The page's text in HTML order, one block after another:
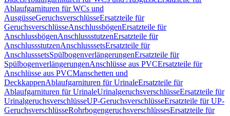
Ablaufgarnituren für WCs und
AusgüsseGeruchsverschlüsseErsatzteile für
GeruchsverschlüsseAnschlussbögenErsatzteile für
AnschlussbögenAnschlussstutzenErsatzteile für
AnschlussstutzenAnschlusssetsErsatzteile für
AnschlusssetsSpülbogenverlängerungenErsatzteile für
SpülbogenverlängerungenAnschlüsse aus PVCErsatzteile für
Anschlüsse aus PVCManschetten und
DeckkappenAblaufgarnituren für UrinaleErsatzteile für
Ablaufgarnituren für UrinaleUrinalgeruchsverschlüsseErsatzteile für
UrinalgeruchsverschlüsseUP-GeruchsverschlüsseErsatzteile für UP-
GeruchsverschlüsseRohrbogengeruchsverschlüssesErsatzteile für